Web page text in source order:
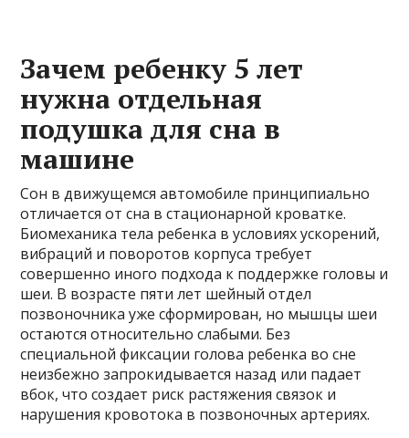
Зачем ребенку 5 лет
нужна отдельная
подушка для сна в
машине
Сон в движущемся автомобиле принципиально
отличается от сна в стационарной кроватке.
Биомеханика тела ребенка в условиях ускорений,
вибраций и поворотов корпуса требует
совершенно иного подхода к поддержке головы и
шеи. В возрасте пяти лет шейный отдел
позвоночника уже сформирован, но мышцы шеи
остаются относительно слабыми. Без
специальной фиксации голова ребенка во сне
неизбежно запрокидывается назад или падает
вбок, что создает риск растяжения связок и
нарушения кровотока в позвоночных артериях.